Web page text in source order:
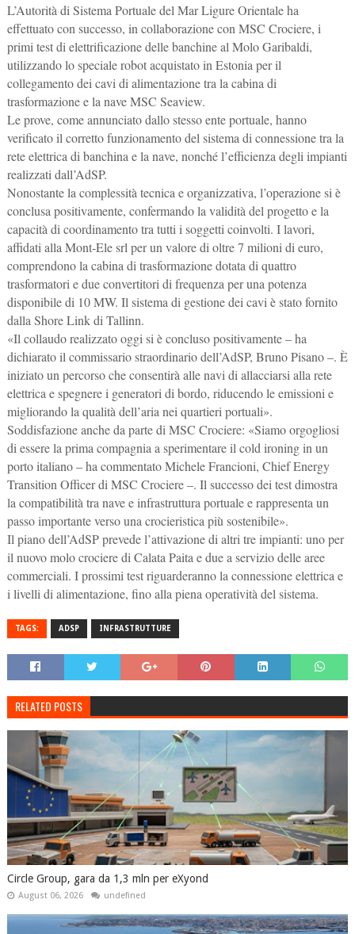
L’Autorità di Sistema Portuale del Mar Ligure Orientale ha
effettuato con successo, in collaborazione con MSC Crociere, i
primi test di elettrificazione delle banchine al Molo Garibaldi,
utilizzando lo speciale robot acquistato in Estonia per il
collegamento dei cavi di alimentazione tra la cabina di
trasformazione e la nave MSC Seaview.
Le prove, come annunciato dallo stesso ente portuale, hanno
verificato il corretto funzionamento del sistema di connessione tra la
rete elettrica di banchina e la nave, nonché l’efficienza degli impianti
realizzati dall’AdSP.
Nonostante la complessità tecnica e organizzativa, l’operazione si è
conclusa positivamente, confermando la validità del progetto e la
capacità di coordinamento tra tutti i soggetti coinvolti. I lavori,
affidati alla Mont-Ele srl per un valore di oltre 7 milioni di euro,
comprendono la cabina di trasformazione dotata di quattro
trasformatori e due convertitori di frequenza per una potenza
disponibile di 10 MW. Il sistema di gestione dei cavi è stato fornito
dalla Shore Link di Tallinn.
«Il collaudo realizzato oggi si è concluso positivamente – ha
dichiarato il commissario straordinario dell’AdSP, Bruno Pisano –. È
iniziato un percorso che consentirà alle navi di allacciarsi alla rete
elettrica e spegnere i generatori di bordo, riducendo le emissioni e
migliorando la qualità dell’aria nei quartieri portuali».
Soddisfazione anche da parte di MSC Crociere: «Siamo orgogliosi
di essere la prima compagnia a sperimentare il cold ironing in un
porto italiano – ha commentato Michele Francioni, Chief Energy
Transition Officer di MSC Crociere –. Il successo dei test dimostra
la compatibilità tra nave e infrastruttura portuale e rappresenta un
passo importante verso una crocieristica più sostenibile».
Il piano dell’AdSP prevede l’attivazione di altri tre impianti: uno per
il nuovo molo crociere di Calata Paita e due a servizio delle aree
commerciali. I prossimi test riguarderanno la connessione elettrica e
i livelli di alimentazione, fino alla piena operatività del sistema.
TAGS: ADSP INFRASTRUTTURE
RELATED POSTS
Circle Group, gara da 1,3 mln per eXyond
August 06, 2026 undefined